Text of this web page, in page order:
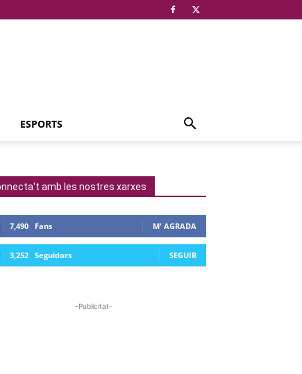
ESPORTS
amb les nostres xarxes
7,490 Fans M' AGRADA
3,252 Seguidors SEGUIR
-Publicitat-